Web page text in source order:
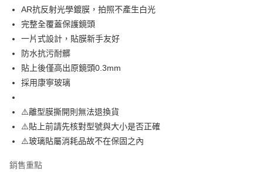
ATM付款
運送方式
全家取貨付款
每筆NT$65，滿NT$690(含以上)免運費
每筆NT$65，滿NT$690(含以上)免運費
7-11取貨付款
每筆NT$65，滿NT$690(含以上)免運費
付款後7-11取貨
AR抗反射光學鍍膜，拍照不產生白光
完整全覆蓋保護鏡頭
一片式設計，貼膜新手友好
防水抗污耐髒
貼上後僅高出原鏡頭0.3mm
採用康寧玻璃
⚠️離型膜撕開則無法退換貨
⚠️貼上前請先核對型號與大小是否正確
⚠️玻璃貼屬消耗品故不在保固之內
銷售重點